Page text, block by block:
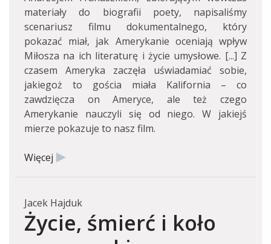
materiały do biografii poety, napisaliśmy
scenariusz filmu dokumentalnego, który
pokazać miał, jak Amerykanie oceniają wpływ
Miłosza na ich literaturę i życie umysłowe. [...] Z
czasem Ameryka zaczęła uświadamiać sobie,
jakiegoż to gościa miała Kalifornia – co
zawdzięcza on Ameryce, ale też czego
Amerykanie nauczyli się od niego. W jakiejś
mierze pokazuje to nasz film.
Więcej
Jacek Hajduk
Życie, śmierć i koło